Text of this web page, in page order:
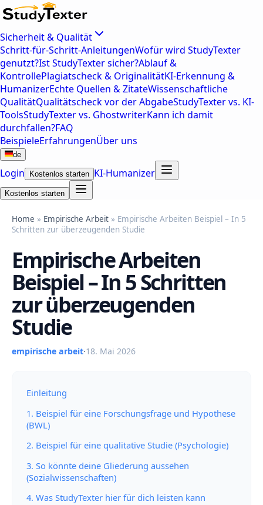
Sicherheit & Qualität
Schritt-für-Schritt-AnleitungenWofür wird StudyTexter
genutzt?Ist StudyTexter sicher?Ablauf &
KontrollePlagiatscheck & OriginalitätKI-Erkennung &
HumanizerEchte Quellen & ZitateWissenschaftliche
QualitätQualitätscheck vor der AbgabeStudyTexter vs. KI-
ToolsStudyTexter vs. GhostwriterKann ich damit
durchfallen?FAQ
BeispieleErfahrungenÜber uns
de
Login Kostenlos starten KI-Humanizer
Kostenlos starten
Home » Empirische Arbeit » Empirische Arbeiten Beispiel – In 5
Schritten zur überzeugenden Studie
Empirische Arbeiten
Beispiel – In 5 Schritten
zur überzeugenden
Studie
empirische arbeit·18. Mai 2026
Einleitung
1. Beispiel für eine Forschungsfrage und Hypothese
(BWL)
2. Beispiel für eine qualitative Studie (Psychologie)
3. So könnte deine Gliederung aussehen
(Sozialwissenschaften)
4. Was StudyTexter hier für dich leisten kann